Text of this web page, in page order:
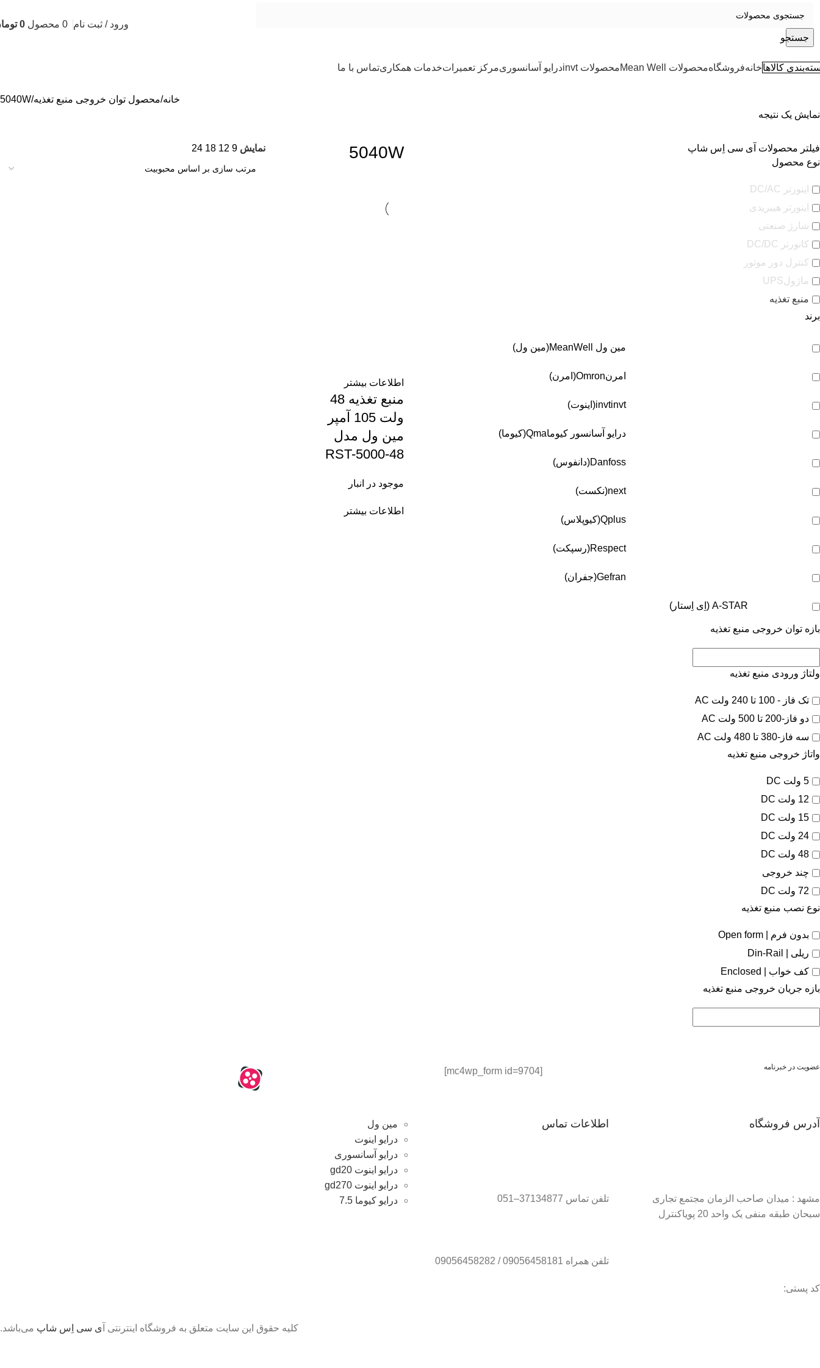
جستجو
ورود / ثبت نام 0 محصول 0
کالاهاخانهفروشگاهمحصولات Mean Well محصولات invt درایو آسانسوریمرکز تعمیراتخدمات همکاریتماس با ما
خانه محصول توان خروجی منبع تغذیه 5040W
نمایش یک نتیجه
فیلتر محصولات آی سی اِس شاپ
نوع محصول
اینورتر DC/AC
اینورتر هیبریدی
شارژ صنعتی
کانورتر DC/DC
کنترل دور موتور
ماژولUPS
منبع تغذیه
برند
مین ول MeanWell(مین ول)
امرنOmron(امرن)
invtinvt(اینوت)
درایو آسانسور کیوماQma(کیوما)
Danfoss(دانفوس)
next(نکست)
Qplus(کیوپلاس)
Respect(رسپکت)
Gefran(جفران)
A-STAR (اِی اِستار)
بازه توان خروجی منبع تغذیه
ولتاژ ورودی منبع تغذیه
تک فاز - 100 تا 240 ولت AC
دو فاز-200 تا 500 ولت AC
سه فاز-380 تا 480 ولت AC
واتاژ خروجی منبع تغذیه
5 ولت DC
12 ولت DC
15 ولت DC
24 ولت DC
48 ولت DC
چند خروجی
72 ولت DC
نوع نصب منبع تغذیه
بدون فرم | Open form
ریلی | Din-Rail
کف خواب | Enclosed
بازه جریان خروجی منبع تغذیه
5040W نمایش9
12
18
24
اطلاعات بیشتر
منبع تغذیه 48
ولت 105 آمپر
مین ول مدل
RST-5000-48
موجود در انبار
اطلاعات بیشتر
عضویت در خبرنامه [mc4wp_form id=9704]
آدرس فروشگاه
مشهد : میدان صاحب الزمان مجتمع تجاری
سبحان طبقه منفی یک واحد 20 پویاکنترل
کد پستی:
اطلاعات تماس
تلفن تماس 37134877–051
تلفن همراه 09056458181 / 09056458282
مین ول
درایو اینوت
درایو آسانسوری
درایو اینوت gd20
درایو اینوت gd270
درایو کیوما 7.5
کلیه حقوق این سایت متعلق به فروشگاه اینترنتی آ ی سی اِس شاپ می‌باشد.